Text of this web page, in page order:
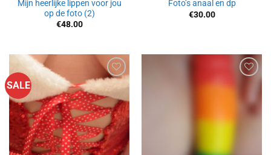
Mijn heerlijke lippen voor jou
op de foto (2)
€48.00
Foto’s anaal en dp
€30.00
SALE
verlanglijst
toevoegen
toevoegen